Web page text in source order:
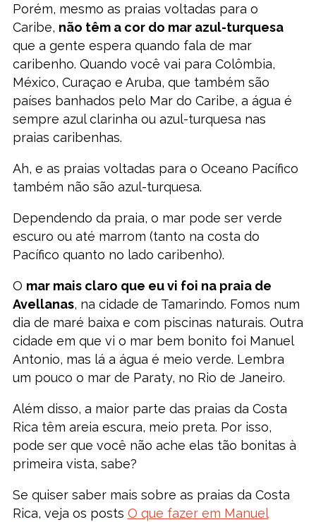
Porém, mesmo as praias voltadas para o
Caribe, não têm a cor do mar azul-turquesa
que a gente espera quando fala de mar
caribenho. Quando você vai para Colômbia,
México, Curaçao e Aruba, que também são
países banhados pelo Mar do Caribe, a água é
sempre azul clarinha ou azul-turquesa nas
praias caribenhas.
Ah, e as praias voltadas para o Oceano Pacífico
também não são azul-turquesa.
Dependendo da praia, o mar pode ser verde
escuro ou até marrom (tanto na costa do
Pacífico quanto no lado caribenho).
O mar mais claro que eu vi foi na praia de
Avellanas, na cidade de Tamarindo. Fomos num
dia de maré baixa e com piscinas naturais. Outra
cidade em que vi o mar bem bonito foi Manuel
Antonio, mas lá a água é meio verde. Lembra
um pouco o mar de Paraty, no Rio de Janeiro.
Além disso, a maior parte das praias da Costa
Rica têm areia escura, meio preta. Por isso,
pode ser que você não ache elas tão bonitas à
primeira vista, sabe?
Se quiser saber mais sobre as praias da Costa
Rica, veja os posts O que fazer em Manuel